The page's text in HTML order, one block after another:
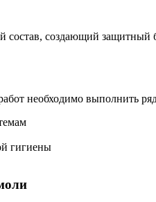
создающий
необходимо выполнить
гигиены